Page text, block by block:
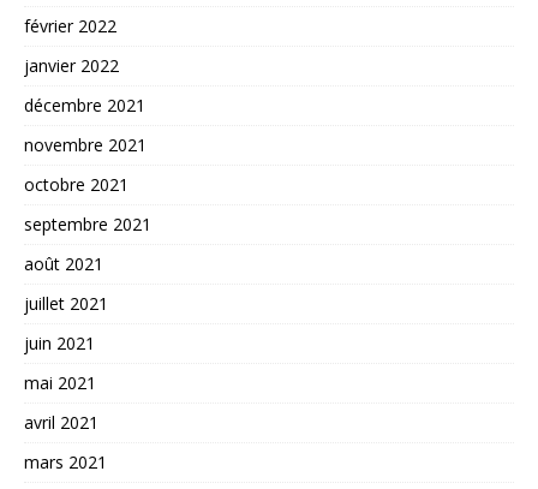
février 2022
janvier 2022
décembre 2021
novembre 2021
octobre 2021
septembre 2021
août 2021
juillet 2021
juin 2021
mai 2021
avril 2021
mars 2021